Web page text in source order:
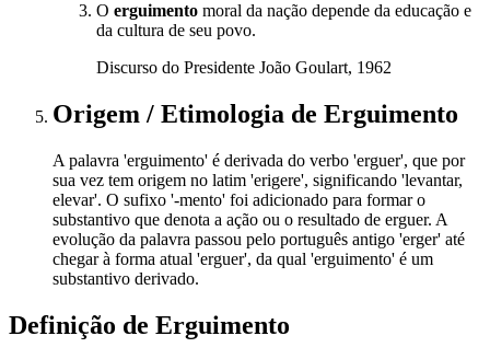
O erguimento moral da nação depende da educação e
da cultura de seu povo.
Discurso do Presidente João Goulart, 1962
Origem / Etimologia de Erguimento
A palavra 'erguimento' é derivada do verbo 'erguer', que por
sua vez tem origem no latim 'erigere', significando 'levantar,
elevar'. O sufixo '-mento' foi adicionado para formar o
substantivo que denota a ação ou o resultado de erguer. A
evolução da palavra passou pelo português antigo 'erger' até
chegar à forma atual 'erguer', da qual 'erguimento' é um
substantivo derivado.
Definição de Erguimento